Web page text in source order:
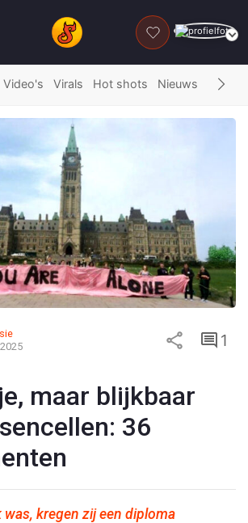
DONEER
Video's Virals Hot shots Nieuws Fails
1
maar blijkbaar
36
was, kregen zij een diploma